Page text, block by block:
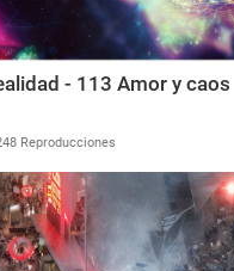
- 113 Amor y caos
Reproducciones